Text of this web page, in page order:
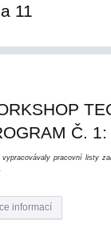
11
Č.
pracovní listy
informací